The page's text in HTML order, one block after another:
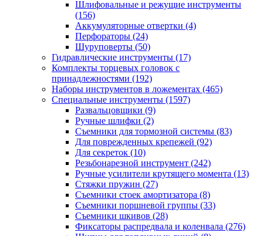
Шлифовальные и режущие инструменты
(156)
Аккумуляторные отвертки (4)
Перфораторы (24)
Шуруповерты (50)
Гидравлические инструменты (17)
Комплекты торцевых головок с
принадлежностями (192)
Наборы инструментов в ложементах (465)
Специальные инструменты (1597)
Развальцовщики (9)
Ручные шлифки (2)
Съемники для тормозной системы (83)
Для поврежденных крепежей (92)
Для секреток (10)
Резьбонарезной инструмент (242)
Ручные усилители крутящего момента (13)
Стяжки пружин (27)
Съемники стоек амортизатора (8)
Съемники поршневой группы (33)
Съемники шкивов (28)
Фиксаторы распредвала и коленвала (276)